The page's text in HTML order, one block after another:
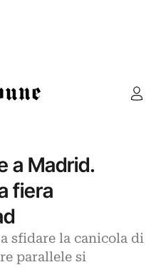
a Madrid.
fiera
sfidare la canicola di
parallele si